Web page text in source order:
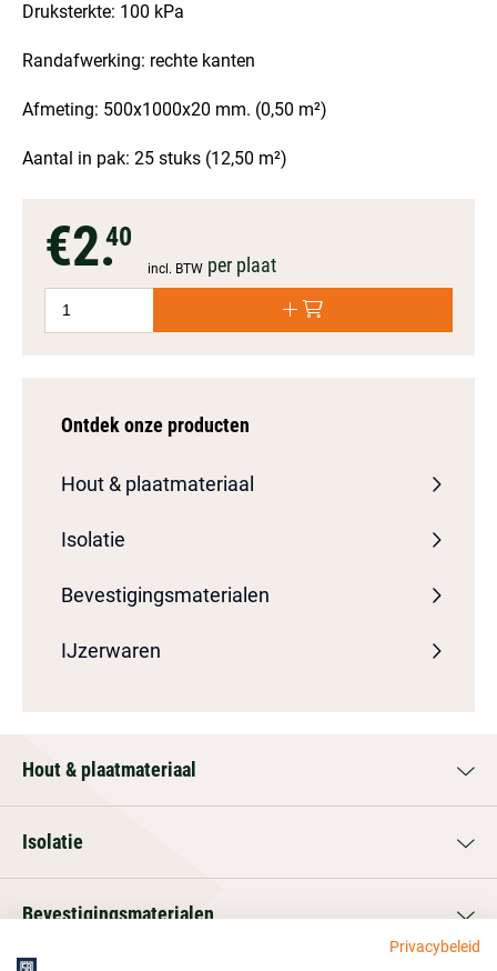
Druksterkte: 100 kPa
Randafwerking: rechte kanten
Afmeting: 500x1000x20 mm. (0,50 m²)
Aantal in pak: 25 stuks (12,50 m²)
€2.40
incl. BTW per plaat
Ontdek onze producten
Hout & plaatmateriaal
Isolatie
Bevestigingsmaterialen
IJzerwaren
Hout & plaatmateriaal
Isolatie
Bevestigingsmaterialen
Privacybeleid